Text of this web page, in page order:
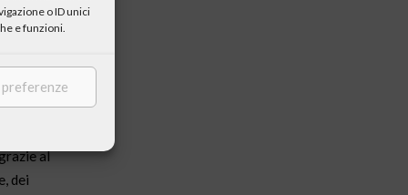
o ID unici
e funzioni.
lo
di
(Guerini
al
dei